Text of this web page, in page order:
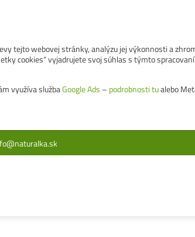
tejto webovej stránky, analýzu jej výkonnosti a
cookies“ vyjadrujete svoj súhlas s týmto
využíva službaGoogle Ads – podrobnosti tualebo